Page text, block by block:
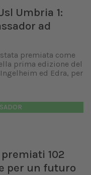
Umbria 1:
ad
premiata come
prima edizione del
ed Edra, per
102
per un futuro